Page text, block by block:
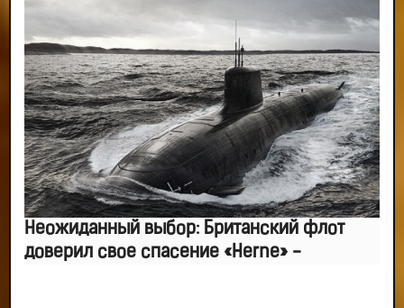
Неожиданный выбор: Британский флот
доверил свое спасение «Herne» -